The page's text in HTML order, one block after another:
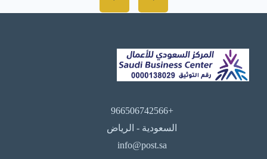
+966506742566
السعودية - الرياض
info@post.sa